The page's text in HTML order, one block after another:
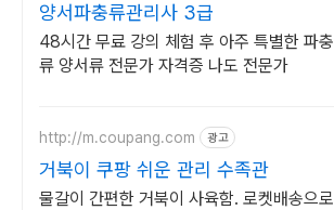
양서파충류관리사 3급
48시간 무료 강의 체험 후 아주 특별한 파충
류 양서류 전문가 자격증 나도 전문가
http://m.coupang.com 광고
거북이 쿠팡 쉬운 관리 수족관
물갈이 간편한 거북이 사육함. 로켓배송으로